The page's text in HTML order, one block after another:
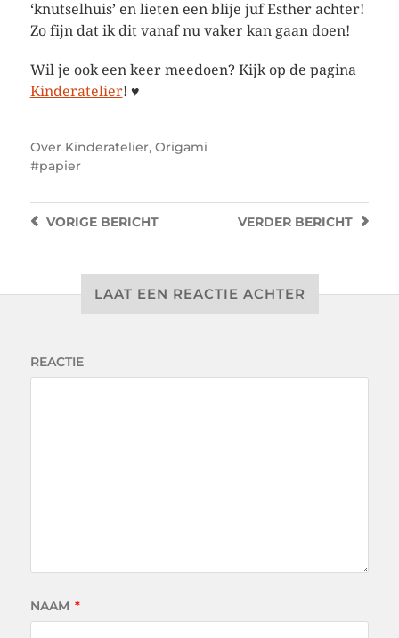
‘knutselhuis’ en lieten een blije juf Esther achter!
Zo fijn dat ik dit vanaf nu vaker kan gaan doen!
Wil je ook een keer meedoen? Kijk op de pagina
Kinderatelier! ♥
Over Kinderatelier, Origami
papier
VERDER BERICHT
VORIGEBERICHT
LAAT EEN REACTIE ACHTER
REACTIE
NAAM *